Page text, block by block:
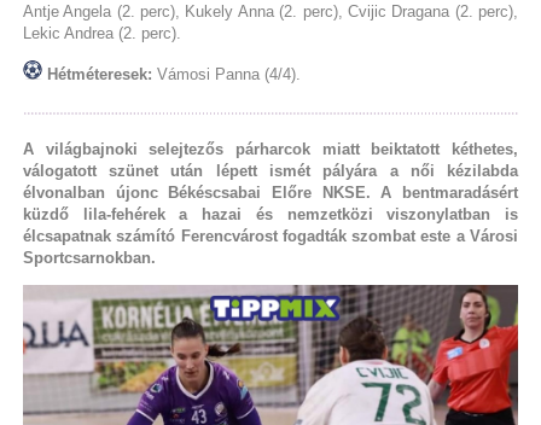
Antje Angela (2. perc), Kukely Anna (2. perc), Cvijic Dragana (2. perc),
Lekic Andrea (2. perc).
Hétméteresek: Vámosi Panna (4/4).
A világbajnoki selejtezős párharcok miatt beiktatott kéthetes,
válogatott szünet után lépett ismét pályára a női kézilabda
élvonalban újonc Békéscsabai Előre NKSE. A bentmaradásért
küzdő lila-fehérek a hazai és nemzetközi viszonylatban is
élcsapatnak számító Ferencvárost fogadták szombat este a Városi
Sportcsarnokban.